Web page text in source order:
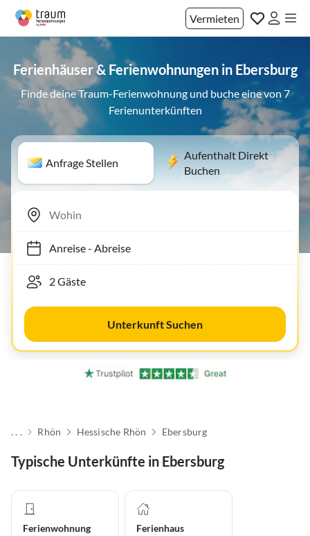
Vermieten
Ferienhäuser & Ferienwohnungen in Ebersburg
Finde deine Traum-Ferienwohnung und buche eine von 7
Ferienunterkünften
Anfrage Stellen
Aufenthalt Direkt
Buchen
Anreise- Abreise
Unterkunft Suchen
. . . Rhön Hessische Rhön Ebersburg
Typische Unterkünfte in Ebersburg
Ferienwohnung Ferienhaus